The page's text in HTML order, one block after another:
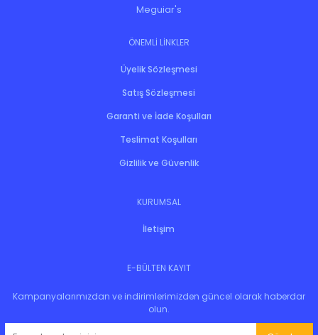
Meguiar's
ÖNEMLİ LİNKLER
Üyelik Sözleşmesi
Satış Sözleşmesi
Garanti ve İade Koşulları
Teslimat Koşulları
Gizlilik ve Güvenlik
KURUMSAL
İletişim
E-BÜLTEN KAYIT
Kampanyalarımızdan ve indirimlerimizden güncel olarak haberdar
olun.